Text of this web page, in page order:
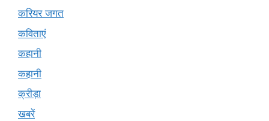
करियर जगत
कविताएं
कहानी
कहानी
क्रीड़ा
खबरें